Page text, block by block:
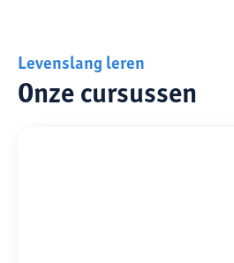
Levenslang leren
Onze cursussen